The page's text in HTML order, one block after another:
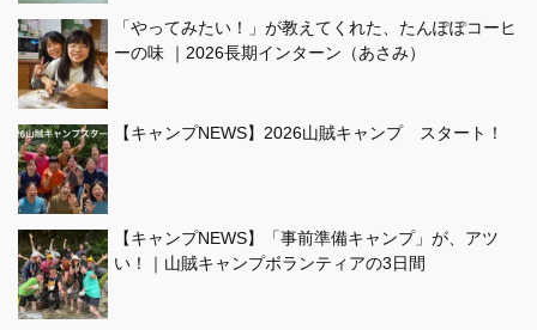
「やってみたい！」が教えてくれた、たんぽぽコーヒ
ーの味 ｜2026長期インターン（あさみ）
【キャンプNEWS】2026山賊キャンプ スタート！
【キャンプNEWS】「事前準備キャンプ」が、アツ
い！｜山賊キャンプボランティアの3日間